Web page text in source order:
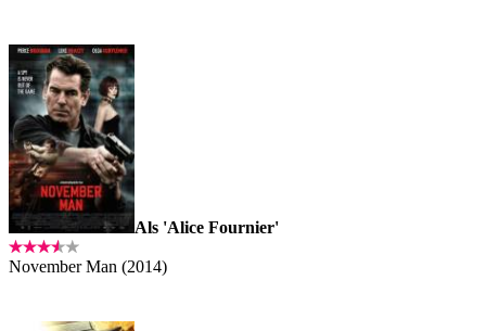
Als 'Alice Fournier'
November Man (2014)